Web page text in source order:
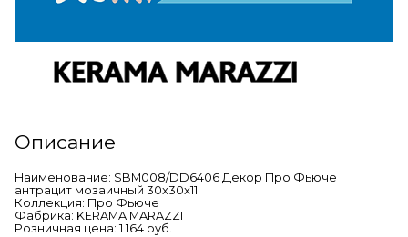
Описание
Наименование: SBM008/DD6406 Декор Про Фьюче
антрацит мозаичный 30x30x11
Коллекция: Про Фьюче
Фабрика: KERAMA MARAZZI
Розничная цена: 1 164 руб.